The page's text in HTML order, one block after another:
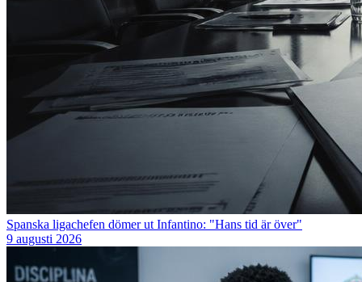
Spanska ligachefen dömer ut Infantino: "Hans tid är över"
9 augusti 2026